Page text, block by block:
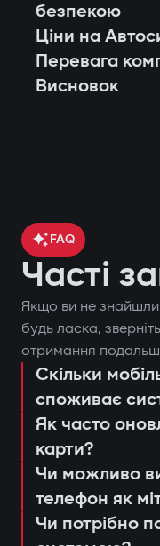
контроль
автомобіля
блокування
сповіщення
Car;
ведення
Захист від
Використання
шифруванням
безпекою
поставити чи
охорони;
запустити
переглянути
або дії
налаштувати
Ціни на
консультація
Перевага
Висновок
FAQ
Часті
Якщо ви не знайшли
будь ласка,
отримання
Скільки
споживає
Як часто
карти?
Чи можливо
телефон як
Чи потрібно